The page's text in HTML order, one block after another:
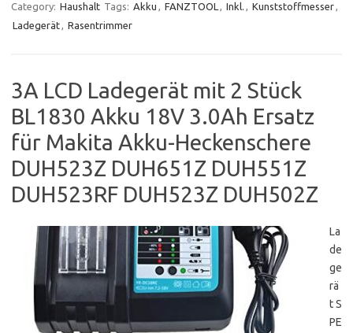
Category: Haushalt Tags: Akku , FANZTOOL , Inkl. , Kunststoffmesser,
Ladegerät, Rasentrimmer
3A LCD Ladegerät mit 2 Stück
BL1830 Akku 18V 3.0Ah Ersatz
für Makita Akku-Heckenschere
DUH523Z DUH651Z DUH551Z
DUH523RF DUH523Z DUH502Z
La
de
ge
rä
t S
PE